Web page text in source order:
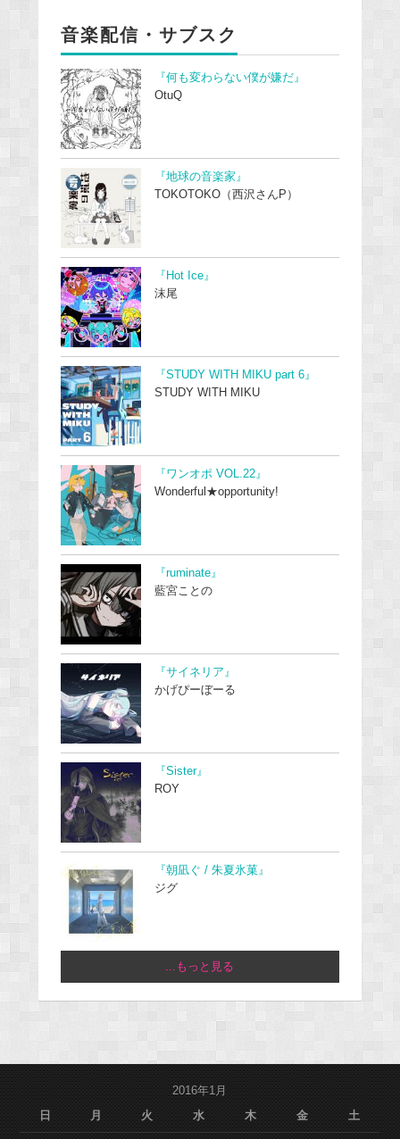
音楽配信・サブスク
『何も変わらない僕が嫌だ』
OtuQ
『地球の音楽家』
TOKOTOKO（西沢さんP）
『Hot Ice』
沫尾
『STUDY WITH MIKU part 6』
STUDY WITH MIKU
『ワンオポ VOL.22』
Wonderful★opportunity!
『ruminate』
藍宮ことの
『サイネリア』
かげぴーぼーる
『Sister』
ROY
『朝凪ぐ / 朱夏氷菓』
ジグ
...もっと見る
2016年1月
日
月 火 水 木 金 土